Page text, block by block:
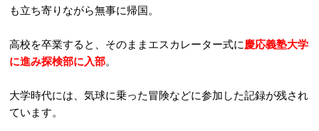
も立ち寄りながら無事に帰国。
高校を卒業すると、そのままエスカレーター式に慶応義塾大学
に進み探検部に入部。
大学時代には、気球に乗った冒険などに参加した記録が残され
ています。